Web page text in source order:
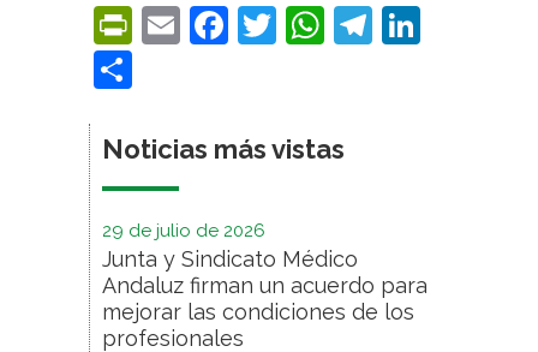
PrintFriendly
EmailFacebook
Twitter
WhatsApp
Noticias más vistas
29 de julio de 2026
Junta y Sindicato Médico
Andaluz firman un acuerdo para
mejorar las condiciones de los
profesionales